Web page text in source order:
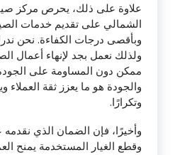
علاوة على ذلك، يحرص مركز
الشمالي على تقديم خدمات
وبأقصى درجات الكفاءة. نحن
ولذلك نعمل بجد لإنهاء أعمال
ممكن دون المساومة على الجودة.
والجودة هو ما يعزز ثقة العملاء
وتكرارًا.
وأخيرًا، فإن الضمان الذي
وقطع الغيار المستخدمة يمنح